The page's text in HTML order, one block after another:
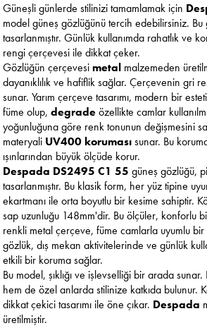
Güneşli günlerde stilinizi tamamlamak için
model güneş gözlüğünü tercih edebilirsiniz.
tasarlanmıştır. Günlük kullanımda rahatlık ve
rengi çerçevesi ile dikkat çeker.
Gözlüğün çerçevesimetal malzemeden
dayanıklılık ve hafiflik sağlar. Çerçevenin gri
sunar. Yarım çerçeve tasarımı, modern bir
füme olup,degradeözellikte camlar
yoğunluğuna göre renk tonunun değişmesini
materyali UV400 korumasısunar. Bu
ışınlarından büyük ölçüde korur.
Despada DS2495 C1 55 güneş gözlüğü,
tasarlanmıştır. Bu klasik form, her yüz tipine
ekartmanı ile orta boyutlu bir kesime sahiptir.
sap uzunluğu 148mm'dir. Bu ölçüler, konforlu
renkli metal çerçeve, füme camlarla uyumlu bir
gözlük, dış mekan aktivitelerinde ve günlük
etkili bir koruma sağlar.
Bu model, şıklığı ve işlevselliği bir arada
hem de özel anlarda stilinize katkıda bulunur.
dikkat çekici tasarımı ile öne çıkar. Despada
üretilmiştir.